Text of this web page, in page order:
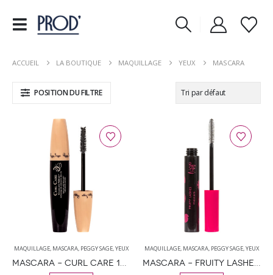
ACCUEIL LA BOUTIQUE MAQUILLAGE YEUX MASCARA
POSITION DU FILTRE
MAQUILLAGE MASCARA PEGGY SAGE YEUX
MASCARA – CURL CARE 10ML
MAQUILLAGE MASCARA PEGGY SAGE YEUX
MASCARA – FRUITY LASHES 8.7 ML